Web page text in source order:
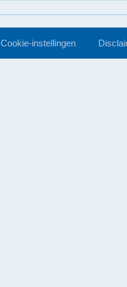
Cookie-instellingen